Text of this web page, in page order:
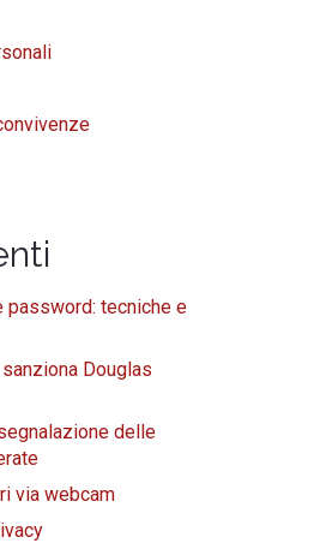
password: tecniche e
Douglas
delle
via webcam